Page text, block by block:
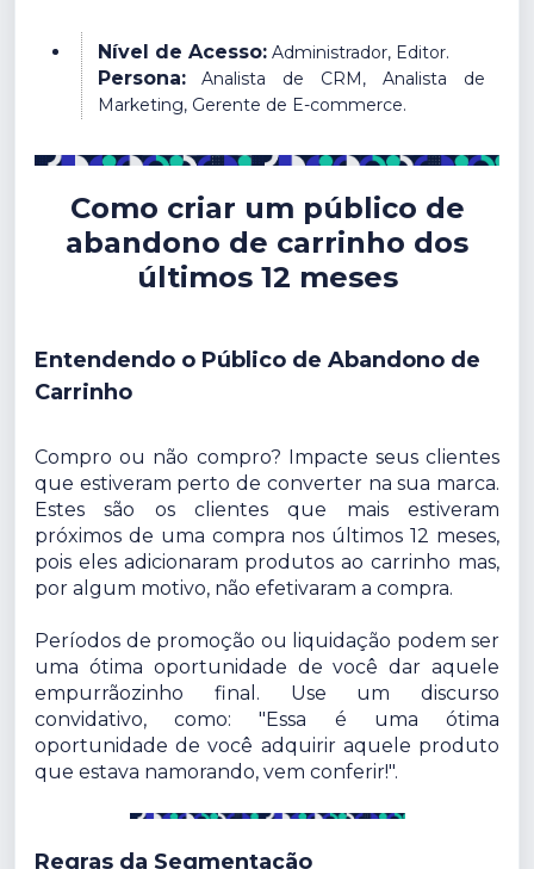
Nível de Acesso: Administrador, Editor.
Persona:
Analista de CRM, Analista de
Marketing, Gerente de E-commerce.
Como criar um público de
abandono de carrinho dos
últimos 12 meses
Entendendo o Público de Abandono de
Carrinho
Compro ou não compro? Impacte seus clientes
que estiveram perto de converter na sua marca.
Estes são os clientes que mais estiveram
próximos de uma compra nos últimos 12 meses,
pois eles adicionaram produtos ao carrinho mas,
por algum motivo, não efetivaram a compra.
Períodos de promoção ou liquidação podem ser
uma ótima oportunidade de você dar aquele
empurrãozinho final. Use um discurso
convidativo, como: "Essa é uma ótima
oportunidade de você adquirir aquele produto
que estava namorando, vem conferir!".
Regras da Segmentação